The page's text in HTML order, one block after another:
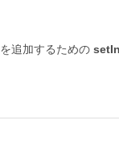
追加するための